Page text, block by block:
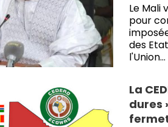
Le Mali
pour
des
l'Union…
La
dures